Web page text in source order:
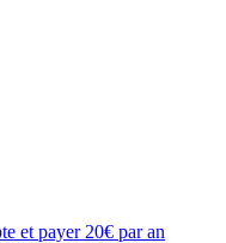
et payer 20€ par an